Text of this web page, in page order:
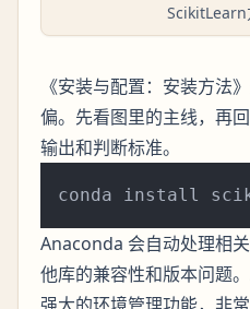
ScikitLearn
《安装与配置：安装方法
偏。先看图里的主线，再
输出和判断标准。
Anaconda 会自动处理相
他库的兼容性和版本问题